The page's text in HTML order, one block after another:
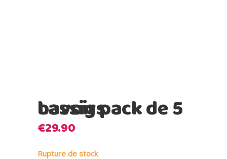
Lassig pack de 5 bavoirs
€29.90
Rupture de stock